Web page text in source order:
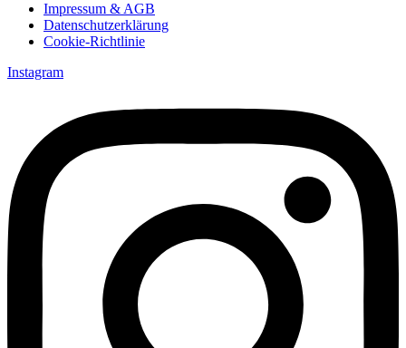
Impressum & AGB
Datenschutzerklärung
Cookie-Richtlinie
Instagram